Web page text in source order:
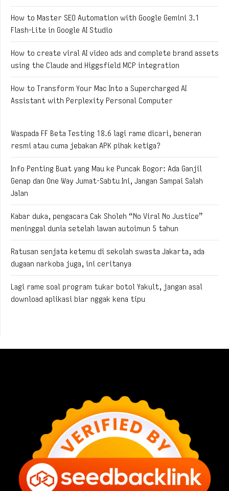
How to Master SEO Automation with Google Gemini 3.1
Flash-Lite in Google AI Studio
How to create viral AI video ads and complete brand assets
using the Claude and Higgsfield MCP integration
How to Transform Your Mac Into a Supercharged AI
Assistant with Perplexity Personal Computer
Waspada FF Beta Testing 18.6 lagi rame dicari, beneran
resmi atau cuma jebakan APK pihak ketiga?
Info Penting Buat yang Mau ke Puncak Bogor: Ada Ganjil
Genap dan One Way Jumat-Sabtu Ini, Jangan Sampai Salah
Jalan
Kabar duka, pengacara Cak Sholeh “No Viral No Justice”
meninggal dunia setelah lawan autoimun 5 tahun
Ratusan senjata ketemu di sekolah swasta Jakarta, ada
dugaan narkoba juga, ini ceritanya
Lagi rame soal program tukar botol Yakult, jangan asal
download aplikasi biar nggak kena tipu